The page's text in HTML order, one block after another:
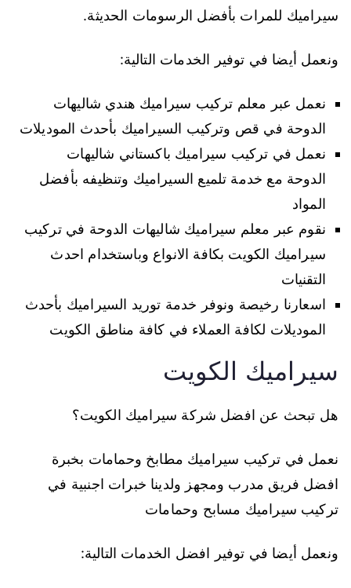
سيراميك للمرات بأفضل الرسومات الحديثة.
ونعمل أيضا في توفير الخدمات التالية:
نعمل عبر معلم تركيب سيراميك هندي شاليهات
الدوحة في قص وتركيب السيراميك بأحدث الموديلات
نعمل في تركيب سيراميك باكستاني شاليهات
الدوحة مع خدمة تلميع السيراميك وتنظيفه بأفضل
المواد
نقوم عبر معلم سيراميك شاليهات الدوحة في تركيب
سيراميك الكويت بكافة الانواع وباستخدام احدث
التقنيات
اسعارنا رخيصة ونوفر خدمة توريد السيراميك بأحدث
الموديلات لكافة العملاء في كافة مناطق الكويت
سيراميك الكويت
هل تبحث عن افضل شركة سيراميك الكويت؟
نعمل في تركيب سيراميك مطابخ وحمامات بخبرة
افضل فريق مدرب ومجهز ولدينا خبرات اجنبية في
تركيب سيراميك مسابح وحمامات
ونعمل أيضا في توفير افضل الخدمات التالية: